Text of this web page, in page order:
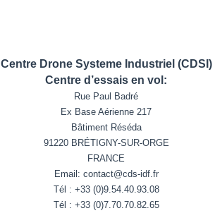
Centre Drone Systeme Industriel (CDSI)
Centre d’essais en vol:
Rue Paul Badré
Ex Base Aérienne 217
Bâtiment Réséda
91220 BRÉTIGNY-SUR-ORGE
FRANCE
Email: contact@cds-idf.fr
Tél : +33 (0)9.54.40.93.08
Tél : +33 (0)7.70.70.82.65